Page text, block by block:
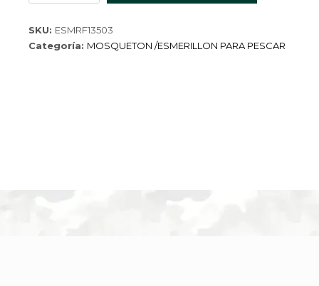
PCS
3-
50
SKU: ESMRF13503
Categoría: MOSQUETON /ESMERILLON PARA PESCAR